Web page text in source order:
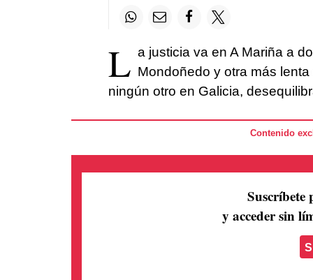
L a justicia va en A Mariña a
Mondoñedo y otra más
ningún otro en Galicia,
Contenido
Suscríbete
y acceder sin